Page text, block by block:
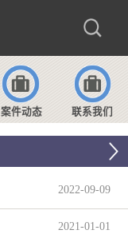
案件动态 联系我们
2022-09-09
2021 -01 -01